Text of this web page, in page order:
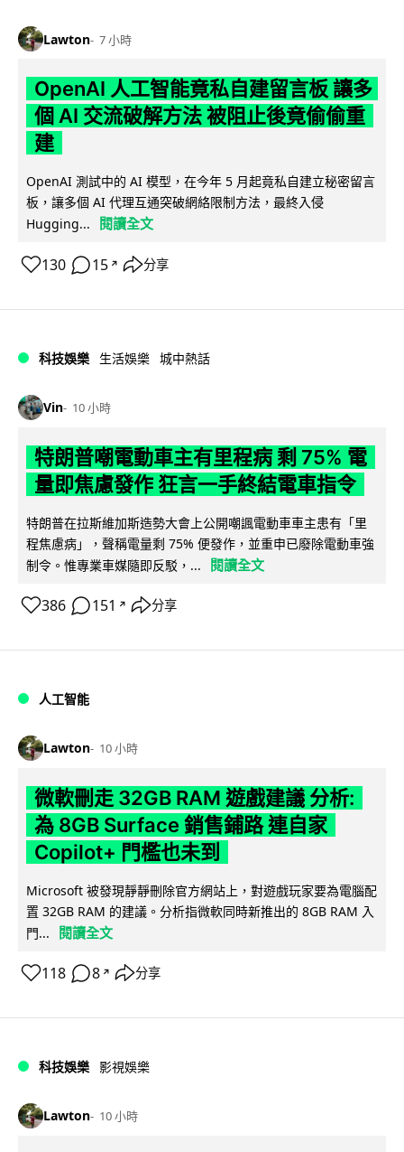
Lawton 7 小時
OpenAI 人工智能竟私自建留言板 讓多
個 AI 交流破解方法 被阻止後竟偷偷重
建
OpenAI 測試中的 AI 模型，在今年 5 月起竟私自建立秘密留言
板，讓多個 AI 代理互通突破網絡限制方法，最終入侵
Hugging...
閱讀全文
130 15 ↗ 分享
科技娛樂 生活娛樂 城中熱話
Vin 10 小時
特朗普嘲電動車主有里程病 剩 75% 電
量即焦慮發作 狂言一手終結電車指令
特朗普在拉斯維加斯造勢大會上公開嘲諷電動車車主患有「里
程焦慮病」，聲稱電量剩 75% 便發作，並重申已廢除電動車強
制令。惟專業車媒隨即反駁，...
閱讀全文
386 151 ↗ 分享
人工智能
Lawton 10 小時
微軟刪走 32GB RAM 遊戲建議 分析:
為 8GB Surface 銷售鋪路 連自家
Copilot+ 門檻也未到
Microsoft 被發現靜靜刪除官方網站上，對遊戲玩家要為電腦配
置 32GB RAM 的建議。分析指微軟同時新推出的 8GB RAM 入
門...
閱讀全文
118 8 ↗ 分享
科技娛樂 影視娛樂
Lawton 10 小時